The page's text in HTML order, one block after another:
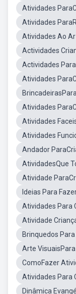
Atividades
Atividades
Atividades Ao
Actividades
Actividades
Atividades
Atividades
Atividades
Atividades
Andador
AtividadesQue
Atividade
Ideias Para
Atividades Para
Atividade
Brinquedos
Arte
ComoFazer
Atividades Para
Dinâmica